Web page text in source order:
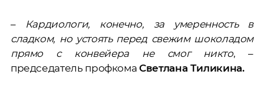
–Кардиологи, конечно, за умеренность в
сладком, но устоять перед свежим шоколадом
прямо с конвейера не смог никто, –
председатель профкомаСветлана Тиликина.